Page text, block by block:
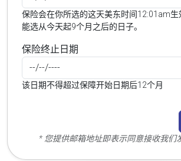
保险会在你所选的这天美东时间12:01am
能选从今天起9个月之后的日子。
保险终止日期
该日期不得超过保障开始日期后12个月
* 您提供邮箱地址即表示同意接收我们